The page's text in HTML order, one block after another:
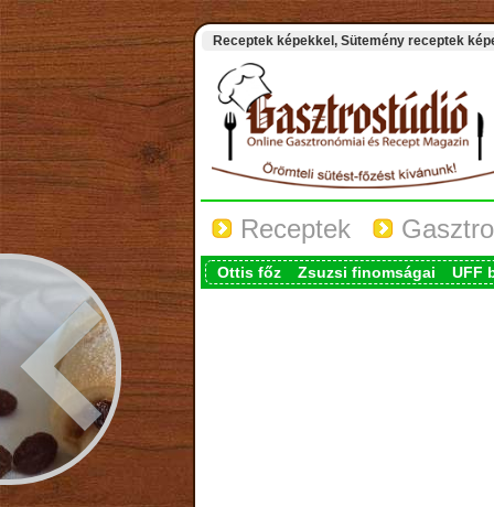
Receptek képekkel, Sütemény receptek
Receptek
Ottis főz Zsuzsi finomságai UFF